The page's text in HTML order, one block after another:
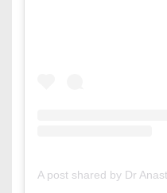
A post shared by Dr